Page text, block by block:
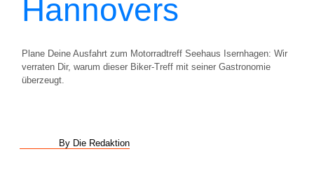
Hannovers
Plane Deine Ausfahrt zum Motorradtreff Seehaus Isernhagen: Wir
verraten Dir, warum dieser Biker-Treff mit seiner Gastronomie
überzeugt.
By Die Redaktion